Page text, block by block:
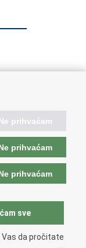
prihvaćam
prihvaćam
prihvaćam
sve
Vas da pročitate